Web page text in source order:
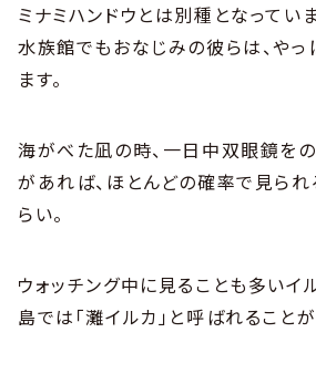
ミナミハンドウとは別種となっていま
水族館でもおなじみの彼らは、やっ
ます。
海がべた凪の時、一日中双眼鏡を
があれば、ほとんどの確率で見られ
らい。
ウォッチング中に見ることも多いイ
島では「灘イルカ」と呼ばれること